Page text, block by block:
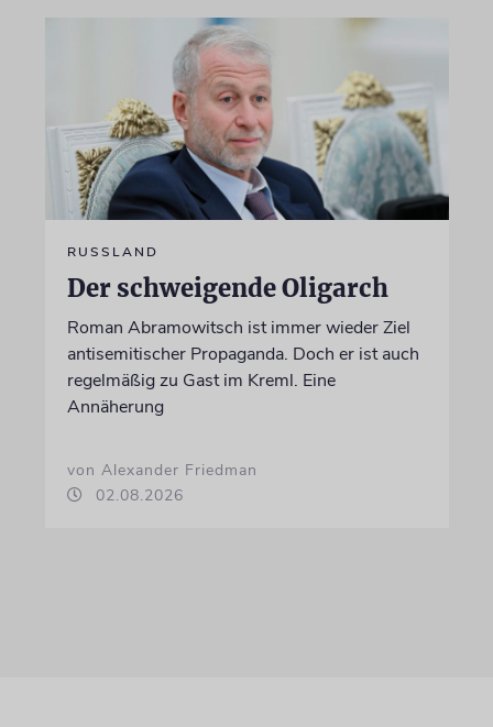
RUSSLAND
Der schweigende Oligarch
Roman Abramowitsch ist immer wieder Ziel
antisemitischer Propaganda. Doch er ist auch
regelmäßig zu Gast im Kreml. Eine
Annäherung
von Alexander Friedman
02.08.2026